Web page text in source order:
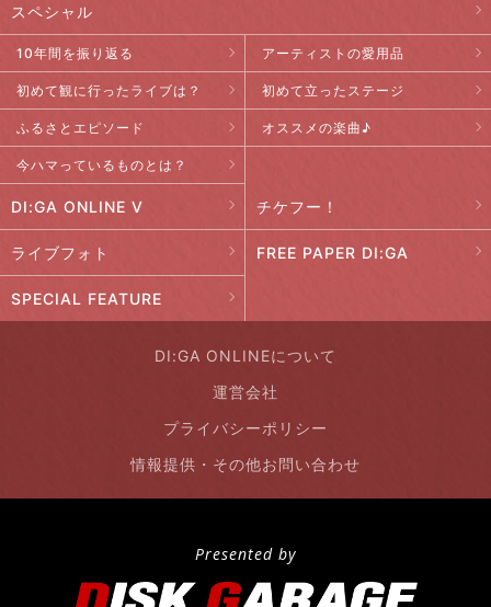
スペシャル
10年間を振り返る アーティストの愛用品
初めて観に行ったライブは？ 初めて立ったステージ
ふるさとエピソード オススメの楽曲♪
今ハマっているものとは？
DI:GA ONLINE V チケフー！
ライブフォト FREE PAPER DI:GA
SPECIAL FEATURE
DI:GA ONLINEについて
運営会社
プライバシーポリシー
情報提供・その他お問い合わせ
Presented by